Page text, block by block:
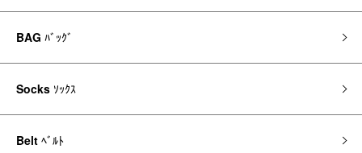
BAG ﾊﾞｯｸﾞ
Socks ｿｯｸｽ
Belt ﾍﾞﾙﾄ